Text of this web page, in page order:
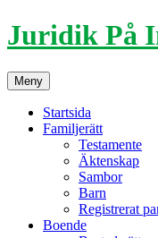
Hoppa
till
Juridik På
Meny
Startsida
Familjerätt
Testamente
Äktenskap
Sambor
Barn
Registrerat
Boende